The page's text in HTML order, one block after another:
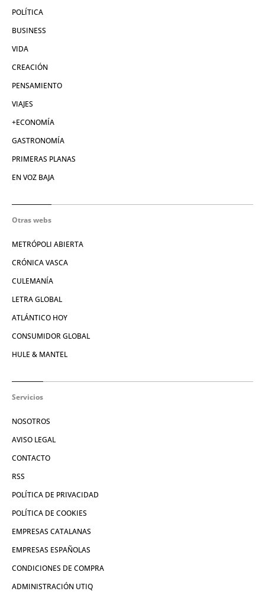
POLÍTICA
BUSINESS
VIDA
CREACIÓN
PENSAMIENTO
VIAJES
+ECONOMÍA
GASTRONOMÍA
PRIMERAS PLANAS
EN VOZ BAJA
Otras webs
METRÓPOLI ABIERTA
CRÓNICA VASCA
CULEMANÍA
LETRA GLOBAL
ATLÁNTICO HOY
CONSUMIDOR GLOBAL
HULE & MANTEL
Servicios
NOSOTROS
AVISO LEGAL
CONTACTO
RSS
POLÍTICA DE PRIVACIDAD
POLÍTICA DE COOKIES
EMPRESAS CATALANAS
EMPRESAS ESPAÑOLAS
CONDICIONES DE COMPRA
ADMINISTRACIÓN UTIQ